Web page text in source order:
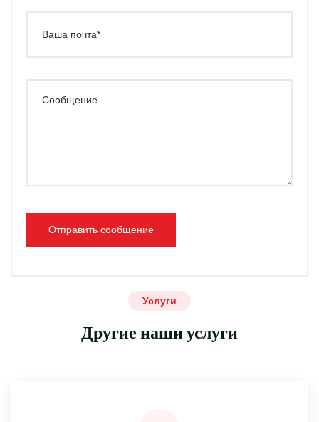
Отправить сообщение
Услуги
Другие наши услуги